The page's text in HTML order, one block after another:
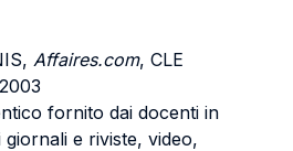
Affaires.com, CLE
fornito dai docenti in
giornali e riviste, video,